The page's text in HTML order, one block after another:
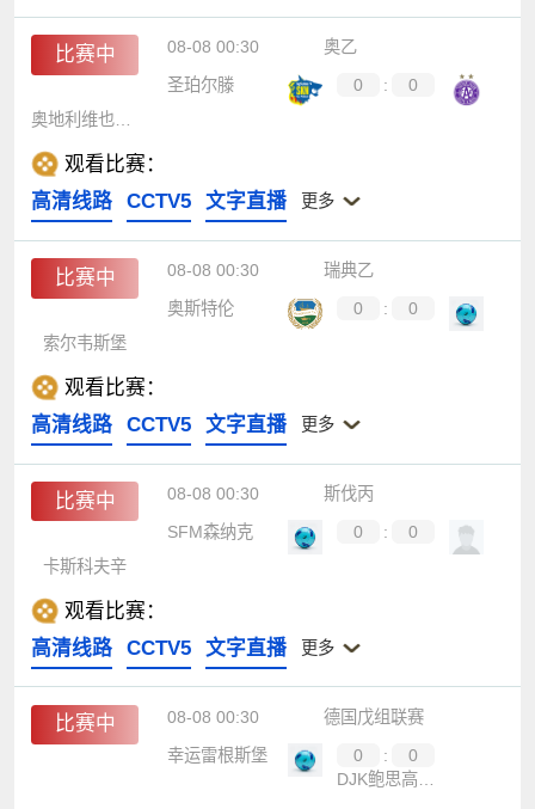
比赛中 08-08 00:30
奥乙
圣珀尔滕
0 :
0
观看比赛：
高清线路
CCTV5 文字直播 更多
比赛中 08-08 00:30
瑞典乙
奥斯特伦
0 :
0
索尔韦斯堡
观看比赛：
高清线路
CCTV5 文字直播 更多
比赛中 08-08 00:30
斯伐丙
SFM森纳克
0 :
0
卡斯科夫辛
观看比赛：
高清线路
CCTV5 文字直播 更多
比赛中 08-08 00:30
德国戊组联赛
幸运雷根斯堡
0 :
0
DJK鲍思高班贝格